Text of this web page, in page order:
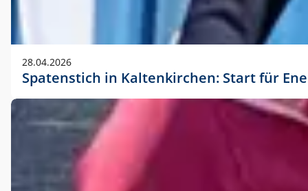
28.04.2026
Spatenstich in Kaltenkirchen: Start für